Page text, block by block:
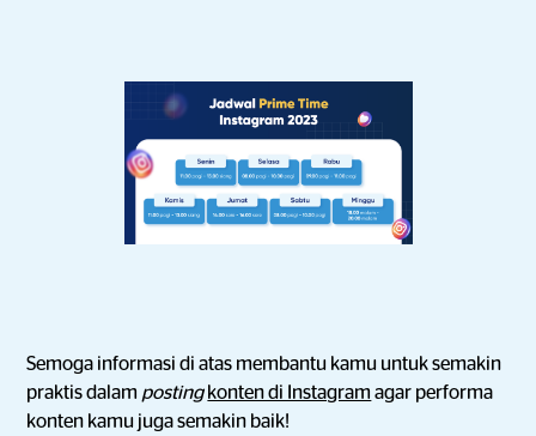
Semoga informasi di atas membantu kamu untuk semakin
praktis dalam posting konten di Instagram agar performa
konten kamu juga semakin baik!